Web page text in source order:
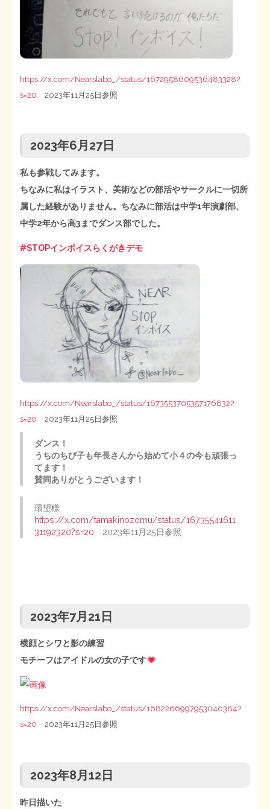
https://x.com/Nearslabo_/status/1672958609536483328?
s=20 2023年11月25日参照
2023年6月27日
私も参戦してみます。
ちなみに私はイラスト、美術などの部活やサークルに一切所
属した経験がありません。ちなみに部活は中学1年演劇部、
中学2年から高3までダンス部でした。
#STOPインボイスらくがきデモ
https://x.com/Nearslabo_/status/1673553705357176832?
s=20 2023年11月25日参照
ダンス！
うちのちび子も年長さんから始めて小４の今も頑張っ
てます！
賛同ありがとうございます！
環望様
https://x.com/tamakinozomu/status/16735541611
31192320?s=20 2023年11月25日参照
2023年7月21日
横顔とシワと影の練習
モチーフはアイドルの女の子です
https://x.com/Nearslabo_/status/1682266997953040384?
s=20 2023年11月25日参照
2023年8月12日
昨日描いた